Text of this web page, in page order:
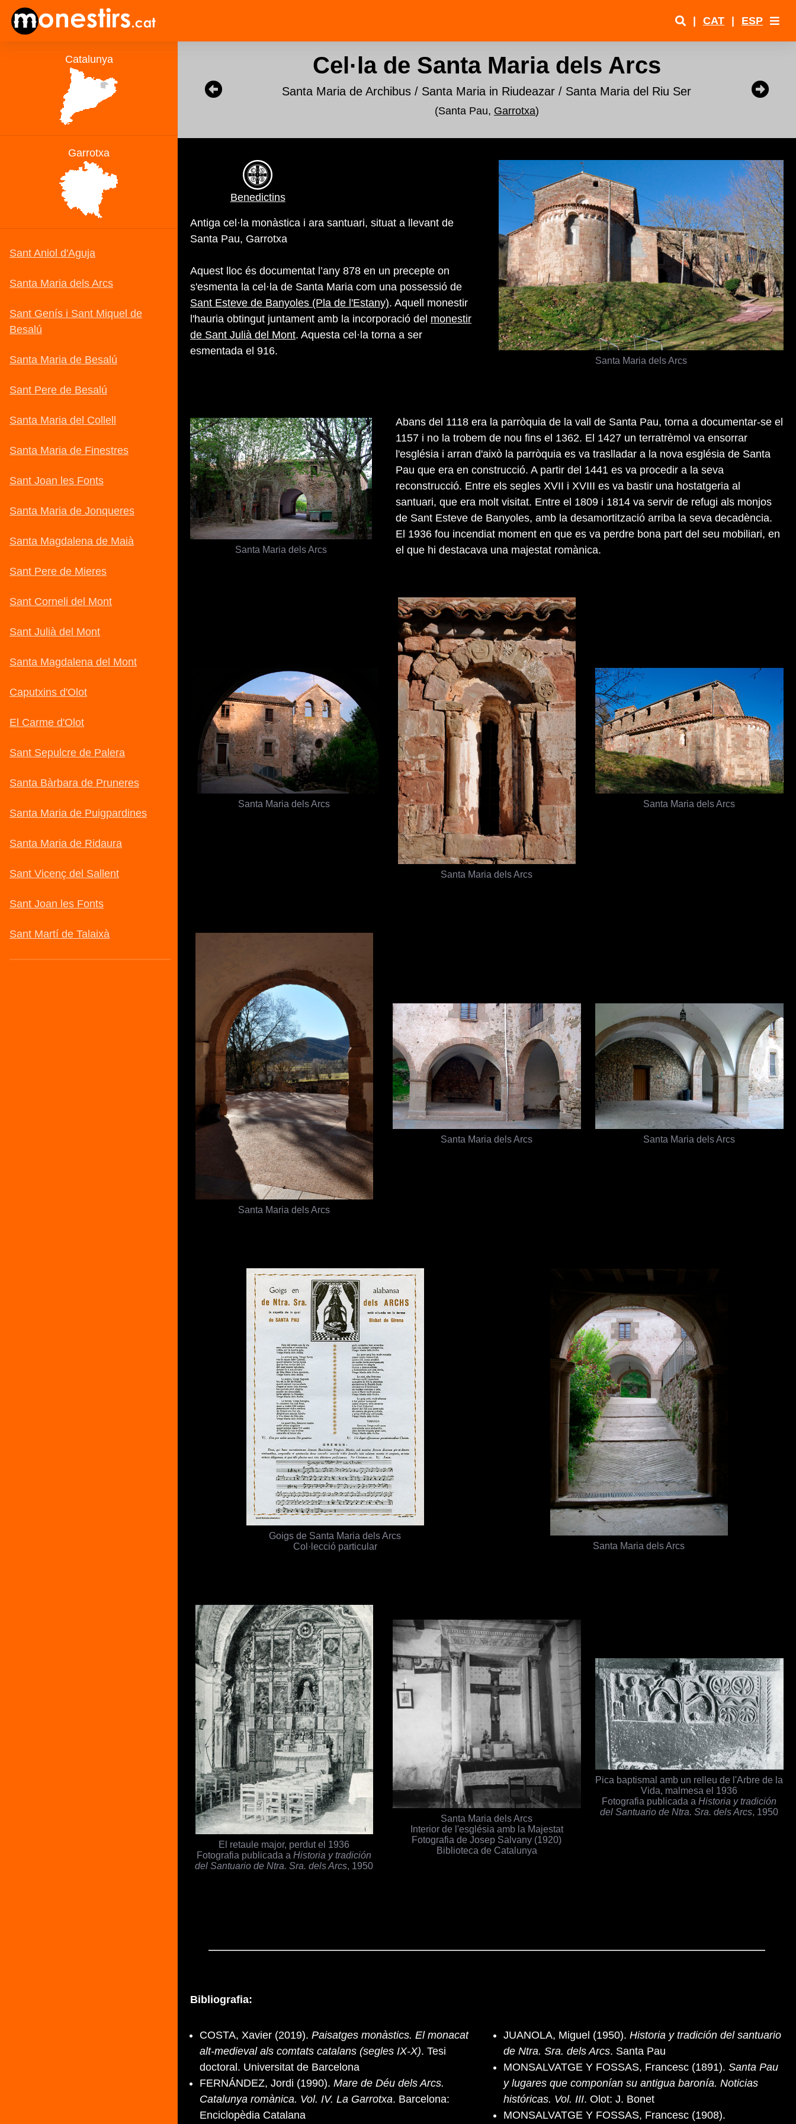
| CAT | ESP
Cel·la de Santa Maria dels Arcs
Santa Maria de Archibus / Santa Maria in Riudeazar / Santa Maria del Riu Ser
(Santa Pau, Garrotxa)
Santa Maria dels Arcs
Benedictins
Antiga cel·la monàstica i ara santuari, situat a llevant de
Santa Pau, Garrotxa
Aquest lloc és documentat l’any 878 en un precepte on
s'esmenta la cel·la de Santa Maria com una possessió de
Sant Esteve de Banyoles (Pla de l'Estany). Aquell monestir
l'hauria obtingut juntament amb la incorporació del monestir
de Sant Julià del Mont. Aquesta cel·la torna a ser
esmentada el 916.
Santa Maria dels Arcs
Abans del 1118 era la parròquia de la vall de Santa Pau, torna a documentar-se el
1157 i no la trobem de nou fins el 1362. El 1427 un terratrèmol va ensorrar
l'església i arran d'això la parròquia es va traslladar a la nova església de Santa
Pau que era en construcció. A partir del 1441 es va procedir a la seva
reconstrucció. Entre els segles XVII i XVIII es va bastir una hostatgeria al
santuari, que era molt visitat. Entre el 1809 i 1814 va servir de refugi als monjos
de Sant Esteve de Banyoles, amb la desamortització arriba la seva decadència.
El 1936 fou incendiat moment en que es va perdre bona part del seu mobiliari, en
el que hi destacava una majestat romànica.
Santa Maria dels Arcs
Santa Maria dels Arcs
Santa Maria dels Arcs
Santa Maria dels Arcs
Santa Maria dels Arcs Santa Maria dels Arcs
Goigs de Santa Maria dels Arcs
Col·lecció particular
Santa Maria dels Arcs
El retaule major, perdut el 1936
Fotografia publicada aHistoria y tradición
del Santuario de Ntra. Sra. dels Arcs, 1950
Santa Maria dels Arcs
Interior de l'església amb la Majestat
Fotografia de Josep Salvany (1920)
Biblioteca de Catalunya
Pica baptismal amb un relleu de l'Arbre de la
Vida, malmesa el 1936
Fotografia publicada aHistoria y tradición
del Santuario de Ntra. Sra. dels Arcs, 1950
Bibliografia:
COSTA, Xavier (2019). Paisatges monàstics. El monacat
alt-medieval als comtats catalans (segles IX-X). Tesi
doctoral. Universitat de Barcelona
FERNÁNDEZ, Jordi (1990). Mare de Déu dels Arcs.
Catalunya romànica. Vol. IV. La Garrotxa. Barcelona:
Enciclopèdia Catalana
JUANOLA, Miguel (1950). Historia y tradición del santuario
de Ntra. Sra. dels Arcs. Santa Pau
MONSALVATGE Y FOSSAS, Francesc (1891). Santa Pau
y lugares que componían su antigua baronía. Noticias
históricas. Vol. III. Olot: J. Bonet
MONSALVATGE Y FOSSAS, Francesc (1908).